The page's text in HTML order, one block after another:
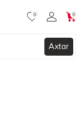
Axtar
0 0